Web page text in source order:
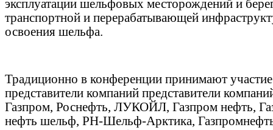
эксплуатации шельфовых месторождений и
транспортной и перерабатывающей
освоения шельфа.
Традиционно в конференции принимают участие
представители компаний представители
Газпром, Роснефть, ЛУКОЙЛ, Газпром нефть,
нефть шельф, РН-Шельф-Арктика,